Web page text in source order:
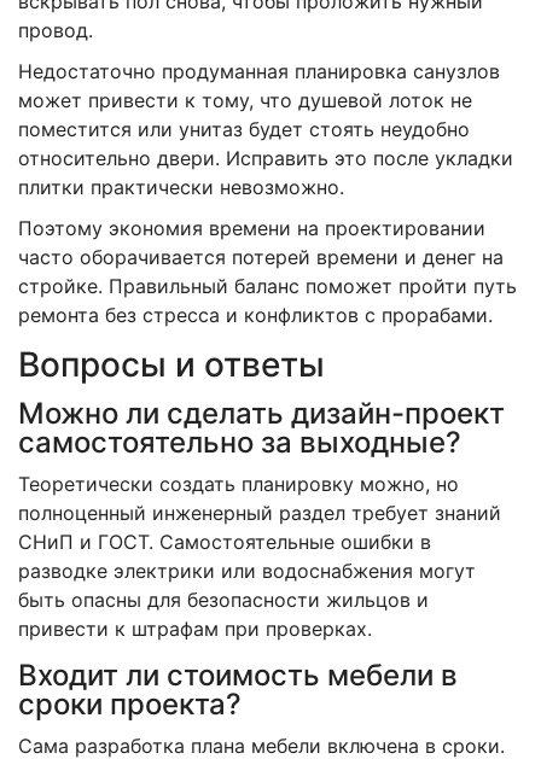
провод.
Недостаточно продуманная планировка санузлов
может привести к тому, что душевой лоток не
поместится или унитаз будет стоять неудобно
относительно двери. Исправить это после укладки
плитки практически невозможно.
Поэтому экономия времени на проектировании
часто оборачивается потерей времени и денег на
стройке. Правильный баланс поможет пройти путь
ремонта без стресса и конфликтов с прорабами.
Вопросы и ответы
Можно ли сделать дизайн-проект
самостоятельно за выходные?
Теоретически создать планировку можно, но
полноценный инженерный раздел требует знаний
СНиП и ГОСТ. Самостоятельные ошибки в
разводке электрики или водоснабжения могут
быть опасны для безопасности жильцов и
привести к штрафам при проверках.
Входит ли стоимость мебели в
сроки проекта?
Сама разработка плана мебели включена в сроки.